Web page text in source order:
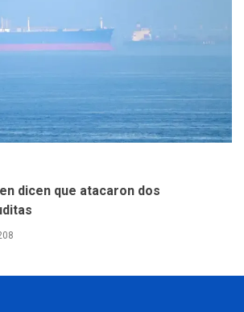
dicen que atacaron dos